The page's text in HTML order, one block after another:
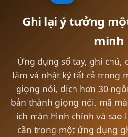
Ghi lại ý tưởng
minh
Ứng dụng sổ tay, ghi chú,
làm và nhật ký tất cả trong
giọng nói, dịch hơn 30
bản thành giọng nói, mã
ích màn hình chính và
cần trong một ứng dụng